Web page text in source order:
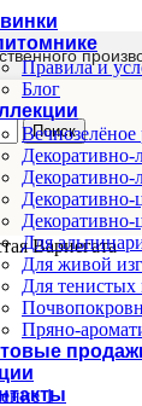
Поиск
Правила и
Блог
Вечнозелёное
Декоративно-
Для
Для живой
Для тенистых
Пряно-
Вариегата